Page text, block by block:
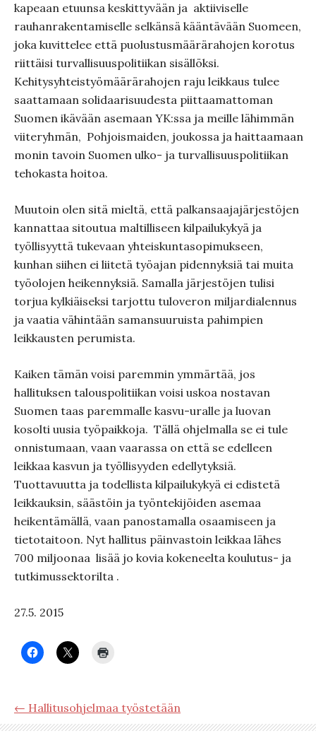
kapeaan etuunsa keskittyvään ja aktiiviselle
rauhanrakentamiselle selkänsä kääntävään Suomeen,
joka kuvittelee että puolustusmäärärahojen korotus
riittäisi turvallisuuspolitiikan sisällöksi.
Kehitysyhteistyömäärärahojen raju leikkaus tulee
saattamaan solidaarisuudesta piittaamattoman
Suomen ikävään asemaan YK:ssa ja meille lähimmän
viiteryhmän, Pohjoismaiden, joukossa ja haittaamaan
monin tavoin Suomen ulko- ja turvallisuuspolitiikan
tehokasta hoitoa.
Muutoin olen sitä mieltä, että palkansaajajärjestöjen
kannattaa sitoutua maltilliseen kilpailukykyä ja
työllisyyttä tukevaan yhteiskuntasopimukseen,
kunhan siihen ei liitetä työajan pidennyksiä tai muita
työolojen heikennyksiä. Samalla järjestöjen tulisi
torjua kylkiäiseksi tarjottu tuloveron miljardialennus
ja vaatia vähintään samansuuruista pahimpien
leikkausten perumista.
Kaiken tämän voisi paremmin ymmärtää, jos
hallituksen talouspolitiikan voisi uskoa nostavan
Suomen taas paremmalle kasvu-uralle ja luovan
kosolti uusia työpaikkoja. Tällä ohjelmalla se ei tule
onnistumaan, vaan vaarassa on että se edelleen
leikkaa kasvun ja työllisyyden edellytyksiä.
Tuottavuutta ja todellista kilpailukykyä ei edistetä
leikkauksin, säästöin ja työntekijöiden asemaa
heikentämällä, vaan panostamalla osaamiseen ja
tietotaitoon. Nyt hallitus päinvastoin leikkaa lähes
700 miljoonaa lisää jo kovia kokeneelta koulutus- ja
tutkimussektorilta .
27.5. 2015
← Hallitusohjelmaa työstetään